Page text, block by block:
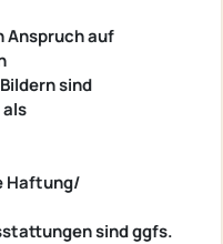
Anspruch auf
sind
Haftung/
sind ggfs.